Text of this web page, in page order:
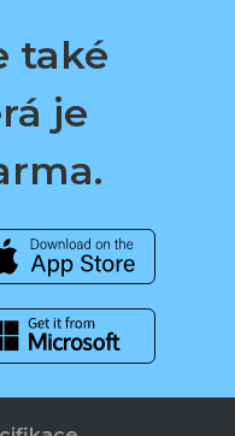
také
je